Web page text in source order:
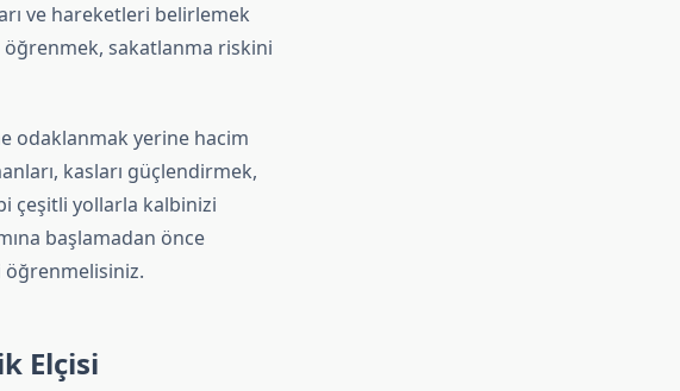
ve hareketleri belirlemek
sakatlanma riskini
odaklanmak yerine hacim
kasları güçlendirmek,
çeşitli yollarla kalbinizi
başlamadan önce
öğrenmelisiniz.
Elçisi